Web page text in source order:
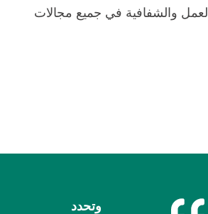
والشفافية في جميع مجالات
وتحدد